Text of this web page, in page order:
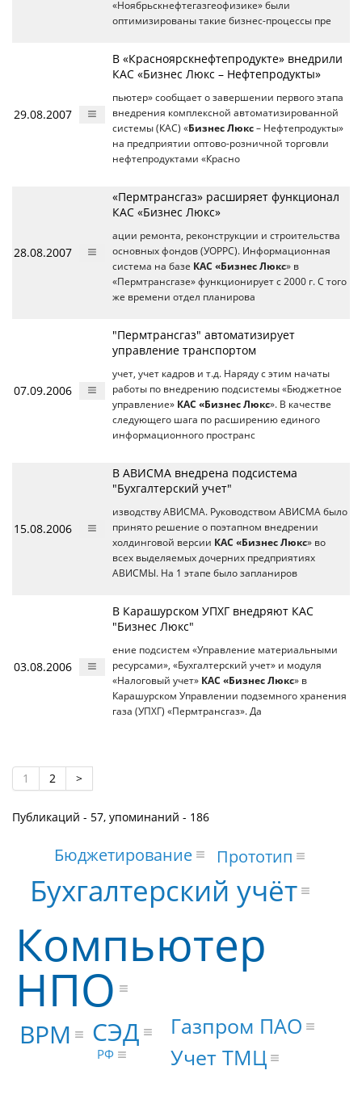
«Ноябрьскнефтегазгеофизике» были
оптимизированы такие бизнес-процессы пре
29.08.2007
В «Красноярскнефтепродукте» внедрили
КАС «Бизнес Люкс – Нефтепродукты»
пьютер» сообщает о завершении первого этапа
внедрения комплексной автоматизированной
системы (КАС) «Бизнес Люкс – Нефтепродукты»
на предприятии оптово-розничной торговли
нефтепродуктами «Красно
28.08.2007
«Пермтрансгаз» расширяет функционал
КАС «Бизнес Люкс»
ации ремонта, реконструкции и строительства
основных фондов (УОРРС). Информационная
система на базе КАС «Бизнес Люкс» в
«Пермтрансгазе» функционирует с 2000 г. С того
же времени отдел планирова
07.09.2006
"Пермтрансгаз" автоматизирует
управление транспортом
учет, учет кадров и т.д. Наряду с этим начаты
работы по внедрению подсистемы «Бюджетное
управление» КАС «Бизнес Люкс». В качестве
следующего шага по расширению единого
информационного пространс
15.08.2006
В АВИСМА внедрена подсистема
"Бухгалтерский учет"
изводству АВИСМА. Руководством АВИСМА было
принято решение о поэтапном внедрении
холдинговой версии КАС «Бизнес Люкс» во
всех выделяемых дочерних предприятиях
АВИСМЫ. На 1 этапе было запланиров
03.08.2006
В Карашурском УПХГ внедряют КАС
"Бизнес Люкс"
ение подсистем «Управление материальными
ресурсами», «Бухгалтерский учет» и модуля
«Налоговый учет» КАС «Бизнес Люкс» в
Карашурском Управлении подземного хранения
газа (УПХГ) «Пермтрансгаз». Да
1 2 >
Публикаций - 57, упоминаний - 186
Компьютер
НПО
Бухгалтерский учёт
BPM СЭД
Газпром ПАО
Учет ТМЦ
Прототип
Бюджетирование
РФ